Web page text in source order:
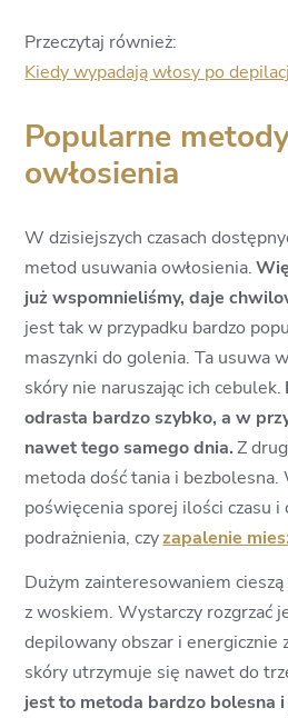
Przeczytaj również:
Kiedy wypadają włosy po
Popularne
owłosienia
W dzisiejszych czasach
metod usuwania owłosienia.
już wspomnieliśmy, daje
jest tak w przypadku bardzo
maszynki do golenia. Ta usuwa
skóry nie naruszając ich cebulek.
odrasta bardzo szybko, a w
nawet tego samego dnia. Z
metoda dość tania i bezbolesna.
poświęcenia sporej ilości czasu
podrażnienia, czyzapalenie
Dużym zainteresowaniem
z woskiem. Wystarczy rozgrzać
depilowany obszar i energicznie
skóry utrzymuje się nawet do
jest to metoda bardzo bolesna